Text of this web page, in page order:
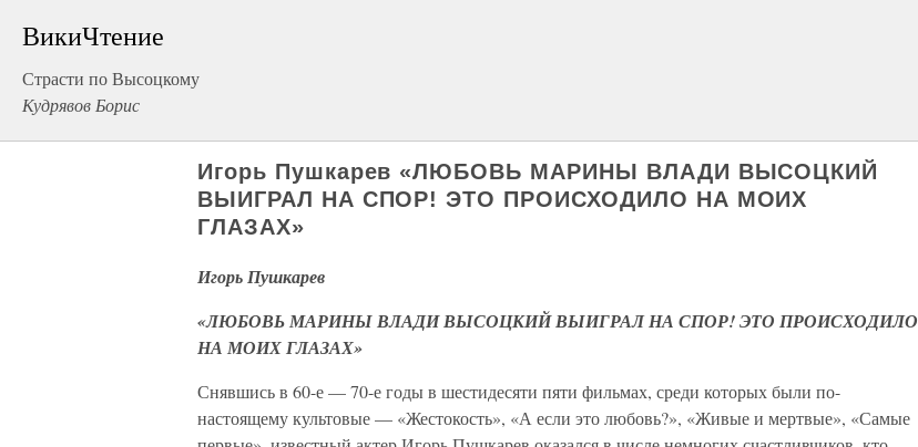
ВикиЧтение
Страсти по Высоцкому
Кудрявов Борис
Игорь Пушкарев «ЛЮБОВЬ МАРИНЫ ВЛАДИ ВЫСОЦКИЙ
ВЫИГРАЛ НА СПОР! ЭТО ПРОИСХОДИЛО НА МОИХ
ГЛАЗАХ»
Игорь Пушкарев
«ЛЮБОВЬ МАРИНЫ ВЛАДИ ВЫСОЦКИЙ ВЫИГРАЛ НА СПОР! ЭТО ПРОИСХОДИЛО
НА МОИХ ГЛАЗАХ»
Снявшись в 60-е — 70-е годы в шестидесяти пяти фильмах, среди которых были по-
настоящему культовые — «Жестокость», «А если это любовь?», «Живые и мертвые», «Самые